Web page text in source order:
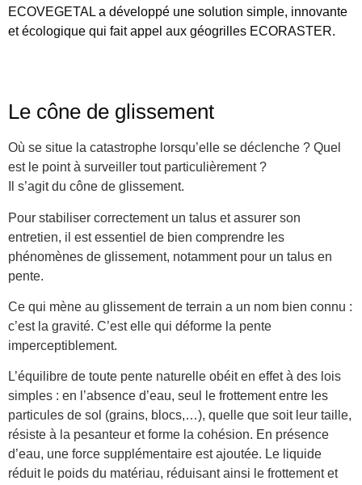
ECOVEGETAL a développé une solution simple, innovante
et écologique qui fait appel aux géogrilles ECORASTER.
Le cône de glissement
Où se situe la catastrophe lorsqu’elle se déclenche ? Quel
est le point à surveiller tout particulièrement ?
Il s’agit du cône de glissement.
Pour stabiliser correctement un talus et assurer son
entretien, il est essentiel de bien comprendre les
phénomènes de glissement, notamment pour un talus en
pente.
Ce qui mène au glissement de terrain a un nom bien connu :
c’est la gravité. C’est elle qui déforme la pente
imperceptiblement.
L’équilibre de toute pente naturelle obéit en effet à des lois
simples : en l’absence d’eau, seul le frottement entre les
particules de sol (grains, blocs,…), quelle que soit leur taille,
résiste à la pesanteur et forme la cohésion. En présence
d’eau, une force supplémentaire est ajoutée. Le liquide
réduit le poids du matériau, réduisant ainsi le frottement et